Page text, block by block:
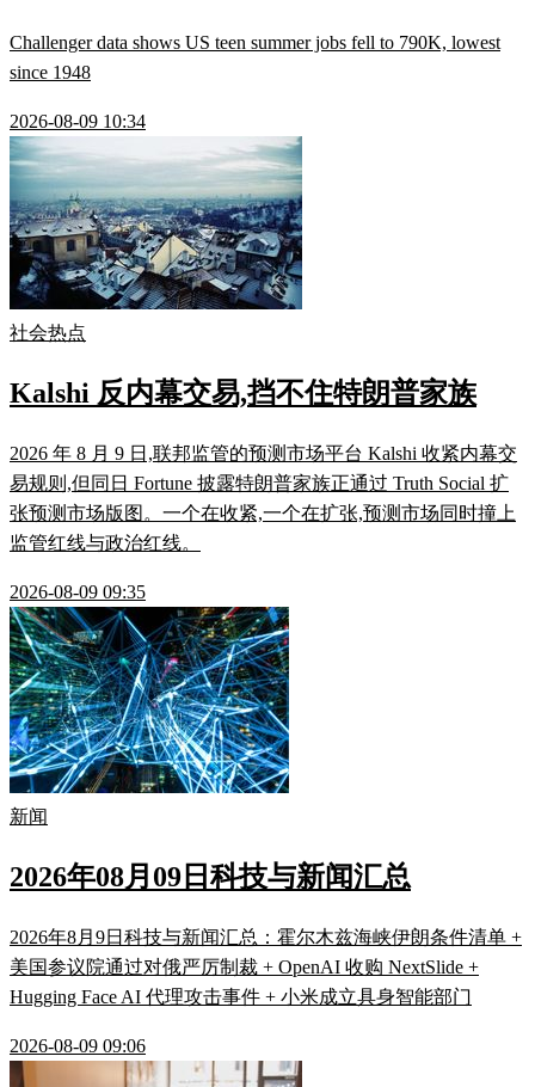
Challenger data shows US teen summer jobs fell to 790K, lowest
since 1948
2026-08-09 10:34
社会热点
Kalshi 反内幕交易,挡不住特朗普家族
2026 年 8 月 9 日,联邦监管的预测市场平台 Kalshi 收紧内幕交
易规则,但同日 Fortune 披露特朗普家族正通过 Truth Social 扩
张预测市场版图。一个在收紧,一个在扩张,预测市场同时撞上
监管红线与政治红线。
2026-08-09 09:35
新闻
2026年08月09日科技与新闻汇总
2026年8月9日科技与新闻汇总：霍尔木兹海峡伊朗条件清单 +
美国参议院通过对俄严厉制裁 + OpenAI 收购 NextSlide +
Hugging Face AI 代理攻击事件 + 小米成立具身智能部门
2026-08-09 09:06